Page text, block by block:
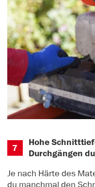
7
Hohe
Durchgängen
Je nach Härte des
du manchmal den